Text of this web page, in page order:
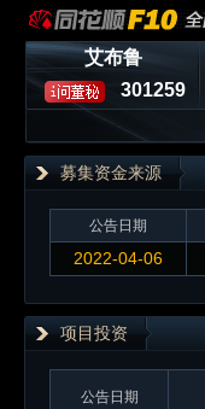
艾布鲁
301259
募集资金来源
公告日期
2022-04-06
项目投资
公告日期